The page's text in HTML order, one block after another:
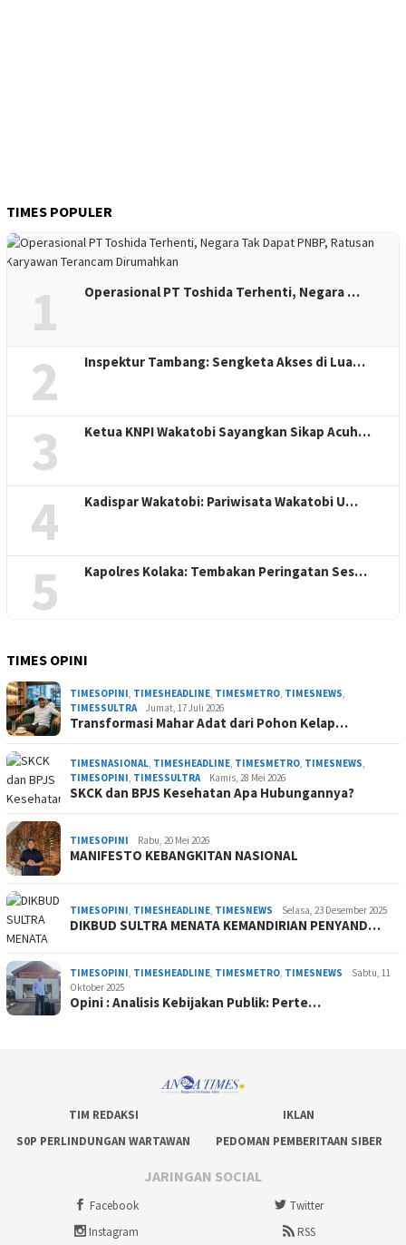
TIMES POPULER
1 Operasional PT Toshida Terhenti, Negara …
2 Inspektur Tambang: Sengketa Akses di Lua…
3 Ketua KNPI Wakatobi Sayangkan Sikap Acuh…
4 Kadispar Wakatobi: Pariwisata Wakatobi U…
5 Kapolres Kolaka: Tembakan Peringatan Ses…
TIMES OPINI
TIMESOPINI, TIMESHEADLINE, TIMESMETRO, TIMESNEWS,
TIMESSULTRA
Jumat, 17 Juli 2026
Transformasi Mahar Adat dari Pohon Kelap…
TIMESNASIONAL, TIMESHEADLINE, TIMESMETRO, TIMESNEWS,
TIMESOPINI, TIMESSULTRA Kamis, 28 Mei 2026
SKCK dan BPJS Kesehatan Apa Hubungannya?
TIMESOPINI Rabu, 20 Mei 2026
MANIFESTO KEBANGKITAN NASIONAL
TIMESOPINI, TIMESHEADLINE, TIMESNEWS Selasa, 23 Desember 2025
DIKBUD SULTRA MENATA KEMANDIRIAN PENYAND…
TIMESOPINI, TIMESHEADLINE, TIMESMETRO, TIMESNEWS
Sabtu, 11
Oktober 2025
Opini : Analisis Kebijakan Publik: Perte…
TIM REDAKSI
IKLAN
S0P PERLINDUNGAN WARTAWAN
PEDOMAN PEMBERITAAN SIBER
JARINGAN SOCIAL
Facebook
Twitter
Instagram
RSS